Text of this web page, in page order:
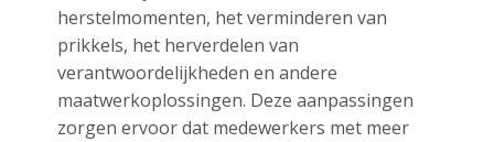
herstelmomenten, het verminderen van
prikkels, het herverdelen van
verantwoordelijkheden en andere
maatwerkoplossingen. Deze aanpassingen
zorgen ervoor dat medewerkers met meer